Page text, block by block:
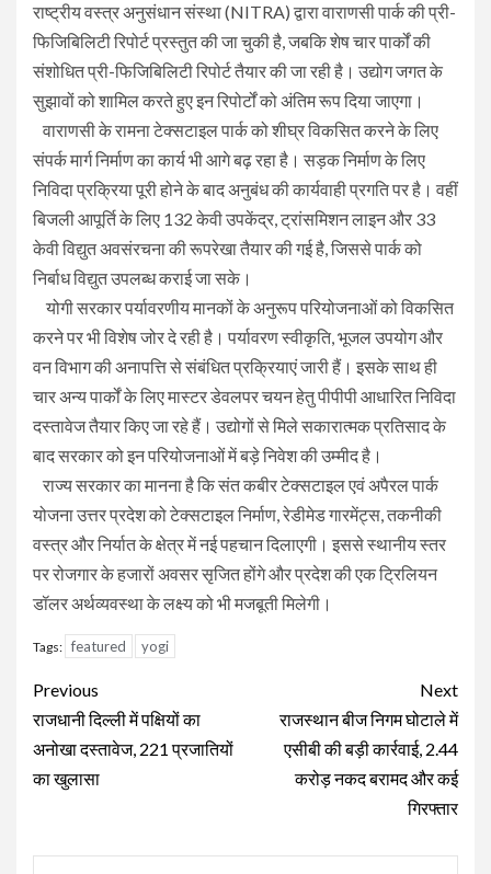
राष्ट्रीय वस्त्र अनुसंधान संस्था (NITRA) द्वारा वाराणसी पार्क की प्री-
फिजिबिलिटी रिपोर्ट प्रस्तुत की जा चुकी है, जबकि शेष चार पार्कों की
संशोधित प्री-फिजिबिलिटी रिपोर्ट तैयार की जा रही है। उद्योग जगत के
सुझावों को शामिल करते हुए इन रिपोर्टों को अंतिम रूप दिया जाएगा।
वाराणसी के रामना टेक्सटाइल पार्क को शीघ्र विकसित करने के लिए
संपर्क मार्ग निर्माण का कार्य भी आगे बढ़ रहा है। सड़क निर्माण के लिए
निविदा प्रक्रिया पूरी होने के बाद अनुबंध की कार्यवाही प्रगति पर है। वहीं
बिजली आपूर्ति के लिए 132 केवी उपकेंद्र, ट्रांसमिशन लाइन और 33
केवी विद्युत अवसंरचना की रूपरेखा तैयार की गई है, जिससे पार्क को
निर्बाध विद्युत उपलब्ध कराई जा सके।
योगी सरकार पर्यावरणीय मानकों के अनुरूप परियोजनाओं को विकसित
करने पर भी विशेष जोर दे रही है। पर्यावरण स्वीकृति, भूजल उपयोग और
वन विभाग की अनापत्ति से संबंधित प्रक्रियाएं जारी हैं। इसके साथ ही
चार अन्य पार्कों के लिए मास्टर डेवलपर चयन हेतु पीपीपी आधारित निविदा
दस्तावेज तैयार किए जा रहे हैं। उद्योगों से मिले सकारात्मक प्रतिसाद के
बाद सरकार को इन परियोजनाओं में बड़े निवेश की उम्मीद है।
राज्य सरकार का मानना है कि संत कबीर टेक्सटाइल एवं अपैरल पार्क
योजना उत्तर प्रदेश को टेक्सटाइल निर्माण, रेडीमेड गारमेंट्स, तकनीकी
वस्त्र और निर्यात के क्षेत्र में नई पहचान दिलाएगी। इससे स्थानीय स्तर
पर रोजगार के हजारों अवसर सृजित होंगे और प्रदेश की एक ट्रिलियन
डॉलर अर्थव्यवस्था के लक्ष्य को भी मजबूती मिलेगी।
Tags: featured yogi
Continue
Reading
Previous
राजधानी दिल्ली में पक्षियों का
अनोखा दस्तावेज, 221 प्रजातियों
का खुलासा
Next
राजस्थान बीज निगम घोटाले में
एसीबी की बड़ी कार्रवाई, 2.44
करोड़ नकद बरामद और कई
गिरफ्तार